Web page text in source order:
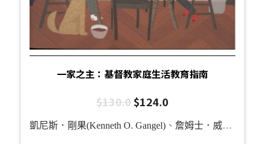
一家之主：基督教家庭生活教育指南
$130.0$124.0
凱尼斯．剛果(Kenneth O. Gangel) 、 詹姆士．威爾霍特 (James C. Wilhoit)